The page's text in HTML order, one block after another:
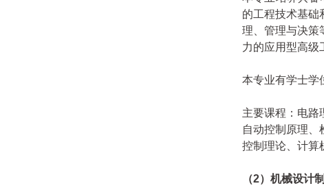
的工程技术基础
理、管理与决策
力的应用型高级
本专业有学士学
主要课程：电路
自动控制原理
控制理论、计算
（2）机械设计